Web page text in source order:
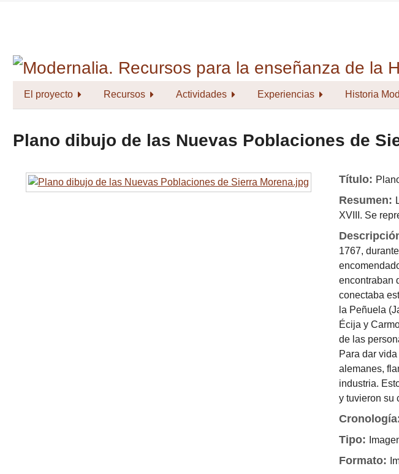
El proyecto Recursos Actividades Experiencias Historia
Plano dibujo de las Nuevas Poblaciones de
Título:
Resumen:
XVIII. Se
1767,
encontraban
conectaba
la Peñuela
Écija y
de las
Para dar
alemanes,
industria.
y tuvieron su
Tipo:
Formato: